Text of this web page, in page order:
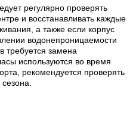
регулярно проверять
и восстанавливать каждые
а также если корпус
водонепроницаемости
требуется замена
используются во время
рекомендуется проверять